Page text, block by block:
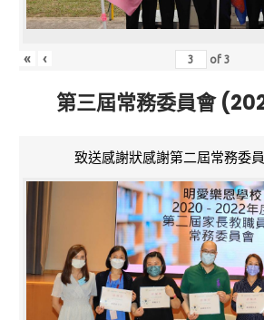
« ‹ of3
第三屆常務委員會
致送感謝狀感謝第二屆常務委